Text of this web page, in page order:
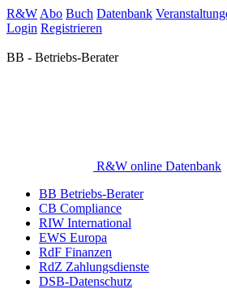
R&W Abo Buch Datenbank
Login Registrieren
BB - Betriebs-Berater
R&W online Datenbank
BB Betriebs-Berater
CB Compliance
RIW International
EWS Europa
RdF Finanzen
RdZ Zahlungsdienste
DSB-Datenschutz